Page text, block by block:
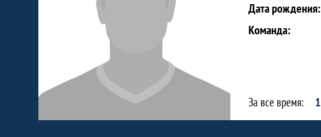
Дата рождения:
Команда:
За все время: